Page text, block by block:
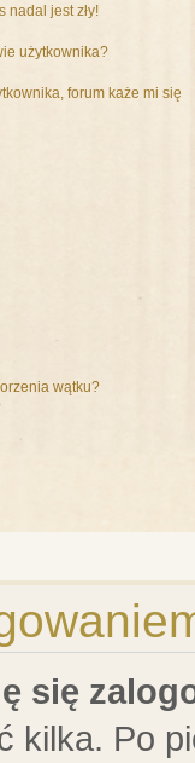
nadal jest zły!
użytkownika?
forum każe mi się
wątku?
się
kilka. Po